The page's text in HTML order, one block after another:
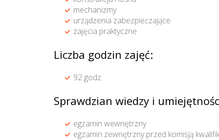
mechanizmy
urządzenia zabezpieczające
zajęcia praktyczne
Liczba godzin zajęć:
92 godz.
Sprawdzian wiedzy i
egzamin wewnętrzny
egzamin zewnętrzny przed komisją